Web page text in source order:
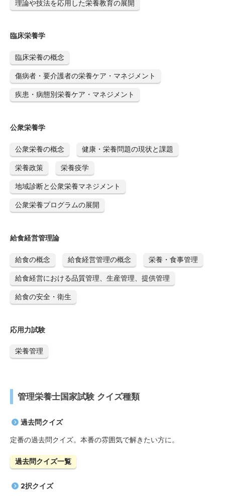
理論や技法を応用した栄養教育の展開
臨床栄養学
臨床栄養の概念
傷病者・要介護者の栄養ケア・マネジメント
疾患・病態別栄養ケア・マネジメント
公衆栄養学
公衆栄養の概念 健康・栄養問題の現状と課題
栄養政策 栄養疫学
地域診断と公衆栄養マネジメント
公衆栄養プログラムの展開
給食経営管理論
給食の概念 給食経営管理の概念 栄養・食事管理
給食経営における品質管理、生産管理、提供管理
給食の安全・衛生
応用力試験
栄養管理
管理栄養士国家試験 クイズ種類
過去問クイズ
定番の過去問クイズ。本番の雰囲気で解きたい方に。
過去問クイズ一覧
2択クイズ